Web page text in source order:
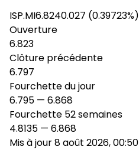
ISP.MI6.8240.027 (0.39723%)
Ouverture
6.823
Clôture précédente
6.797
Fourchette du jour
6.795 — 6.868
Fourchette 52 semaines
4.8135 — 6.868
Mis à jour 8 août 2026, 00:50